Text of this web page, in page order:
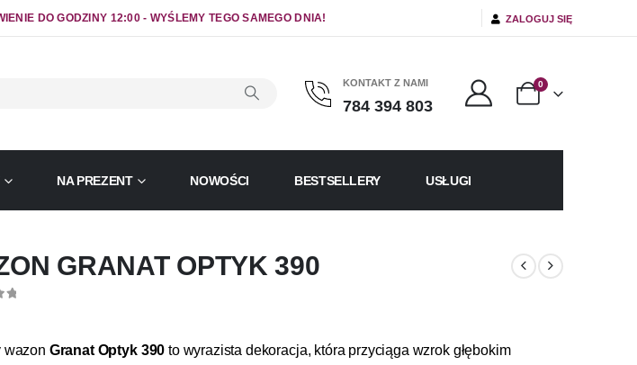
DO GODZINY 12:00 - WYŚLEMY TEGO SAMEGO DNIA! ZALOGUJ SIĘ
KONTAKT Z NAMI
784 394 803
0
NA PREZENT NOWOŚCI BESTSELLERY USŁUGI
GRANAT OPTYK 390
wazon Granat Optyk 390 to wyrazista dekoracja, która przyciąga wzrok głębokim